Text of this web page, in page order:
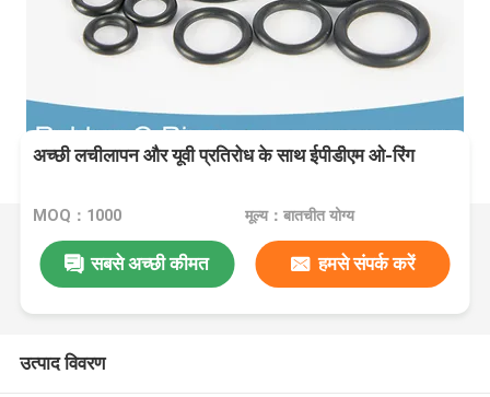
अच्छी लचीलापन और यूवी प्रतिरोध के साथ ईपीडीएम ओ-रिंग
MOQ：1000 मूल्य：बातचीत योग्य
सबसे अच्छी कीमत हमसे संपर्क करें
उत्पाद विवरण